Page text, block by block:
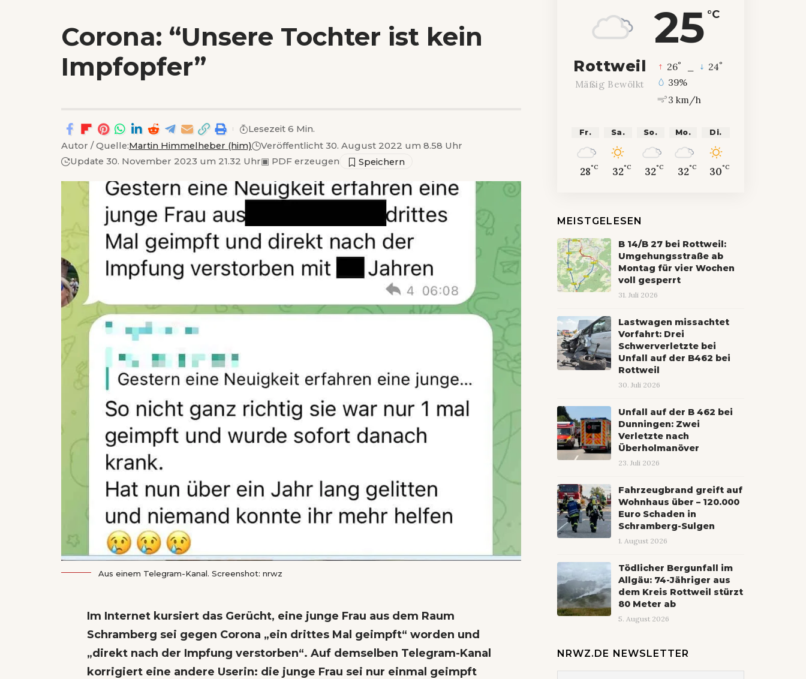
Corona: “Unsere Tochter ist kein
Impfopfer”
Autor / Quelle:Martin Himmelheber (him)
Veröffentlicht 30. August 2022 um 8.58 Uhr
Update 30. November 2023 um 21.32 Uhr▣ PDF erzeugen
Lesezeit 6 Min.
Aus einem Telegram-Kanal. Screenshot: nrwz
Im Internet kursiert das Gerücht, eine junge Frau aus dem Raum
Schramberg sei gegen Corona „ein drittes Mal geimpft“ worden und
„direkt nach der Impfung verstorben“. Auf demselben Telegram-Kanal
korrigiert eine andere Userin: die junge Frau sei nur einmal geimpft
25 °C
Rottweil
Mäßig Bewölkt
26° 24°
39%
3 km/h
Fr.
28°C
Sa.
32°C
So.
32°C
Mo.
32°C
Di.
30°C
MEISTGELESEN
B 14/B 27 bei Rottweil:
Umgehungsstraße ab
Montag für vier Wochen
voll gesperrt
31. Juli 2026
Lastwagen missachtet
Vorfahrt: Drei
Schwerverletzte bei
Unfall auf der B462 bei
Rottweil
30. Juli 2026
Unfall auf der B 462 bei
Dunningen: Zwei
Verletzte nach
Überholmanöver
23. Juli 2026
Fahrzeugbrand greift auf
Wohnhaus über – 120.000
Euro Schaden in
Schramberg-Sulgen
1. August 2026
Tödlicher Bergunfall im
Allgäu: 74-Jähriger aus
dem Kreis Rottweil stürzt
80 Meter ab
5. August 2026
NRWZ.DE NEWSLETTER